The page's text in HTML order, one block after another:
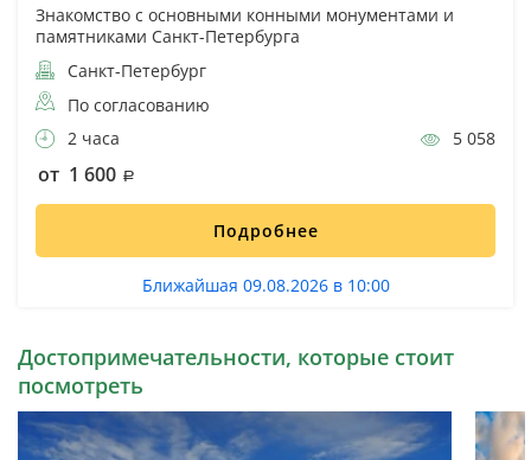
Знакомство с основными конными монументами и
памятниками Санкт-Петербурга
Санкт-Петербург
По согласованию
2 часа
5 058
от 1 600
Подробнее
Ближайшая 09.08.2026 в 10:00
Достопримечательности, которые стоит
посмотреть